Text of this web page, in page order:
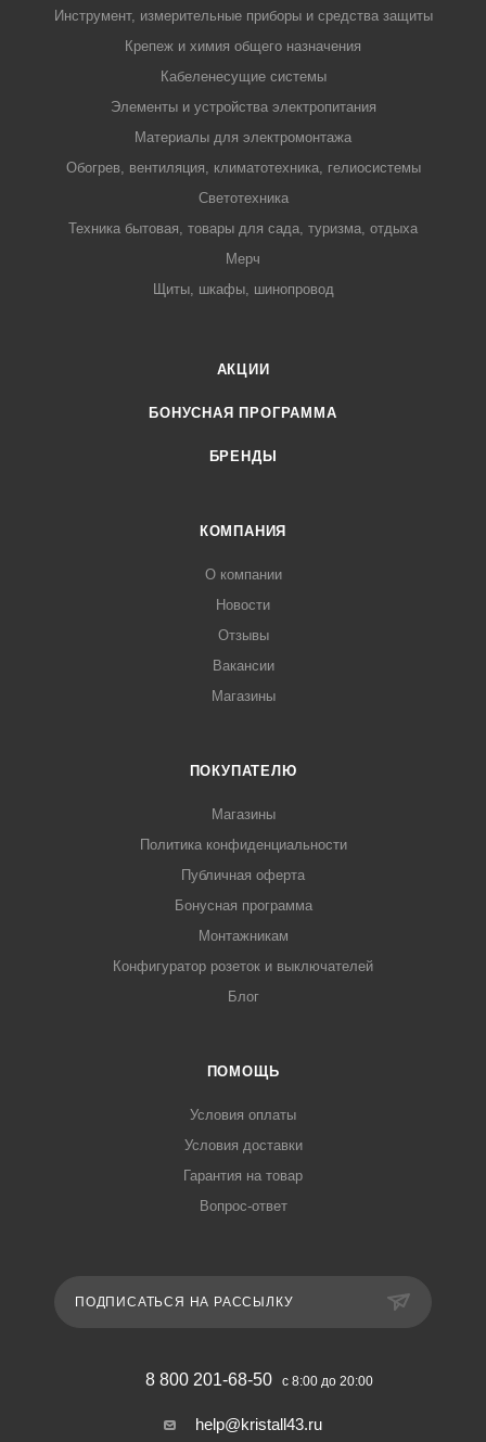
Инструмент, измерительные приборы и средства защиты
Крепеж и химия общего назначения
Кабеленесущие системы
Элементы и устройства электропитания
Материалы для электромонтажа
Обогрев, вентиляция, климатотехника, гелиосистемы
Светотехника
Техника бытовая, товары для сада, туризма, отдыха
Мерч
Щиты, шкафы, шинопровод
АКЦИИ
БОНУСНАЯ ПРОГРАММА
БРЕНДЫ
КОМПАНИЯ
О компании
Новости
Отзывы
Вакансии
Магазины
ПОКУПАТЕЛЮ
Магазины
Политика конфиденциальности
Публичная оферта
Бонусная программа
Монтажникам
Конфигуратор розеток и выключателей
Блог
ПОМОЩЬ
Условия оплаты
Условия доставки
Гарантия на товар
Вопрос-ответ
ПОДПИСАТЬСЯ НА РАССЫЛКУ
8 800 201-68-50 с 8:00 до 20:00
help@kristall43.ru